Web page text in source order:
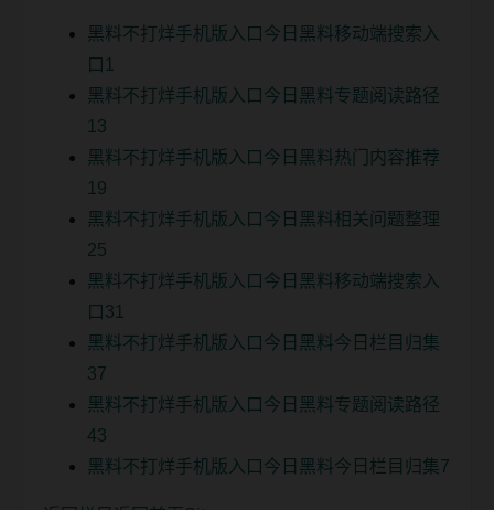
黑料不打烊手机版入口今日黑料移动端搜索入
口1
黑料不打烊手机版入口今日黑料专题阅读路径
13
黑料不打烊手机版入口今日黑料热门内容推荐
19
黑料不打烊手机版入口今日黑料相关问题整理
25
黑料不打烊手机版入口今日黑料移动端搜索入
口31
黑料不打烊手机版入口今日黑料今日栏目归集
37
黑料不打烊手机版入口今日黑料专题阅读路径
43
黑料不打烊手机版入口今日黑料今日栏目归集7